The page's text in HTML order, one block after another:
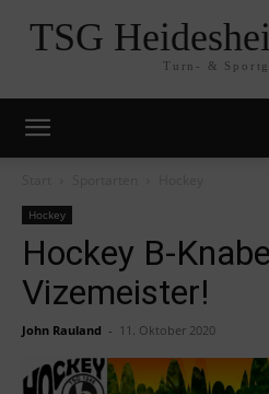
TSG
Turn- &
Hockey
Hockey B-
Vizemeister!
John Rauland - 11. Oktober 2020